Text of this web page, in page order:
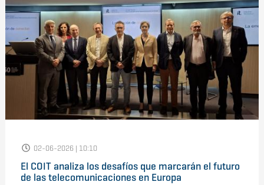
02-06-2026 | 10:10
El COIT analiza los desafíos que marcarán el futuro
de las telecomunicaciones en Europa